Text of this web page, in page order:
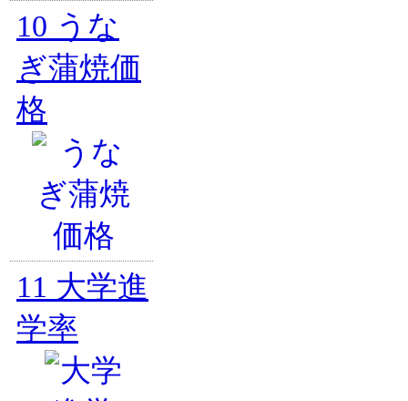
10 うな
ぎ蒲焼価
格
11 大学進
学率